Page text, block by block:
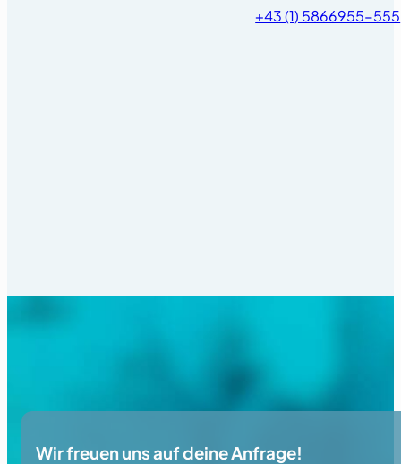
+43 (1) 5866955-555
Wir freuen uns auf deine Anfrage!